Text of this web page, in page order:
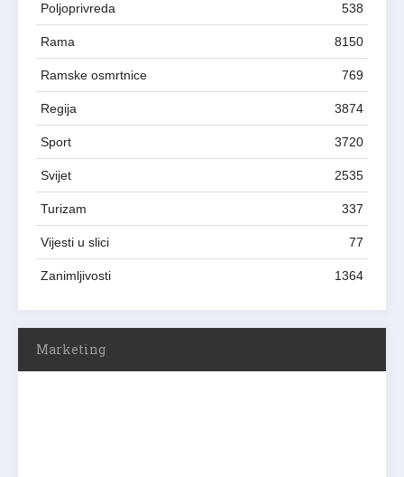
Poljoprivreda 538
Rama 8150
Ramske osmrtnice 769
Regija 3874
Sport 3720
Svijet 2535
Turizam 337
Vijesti u slici 77
Zanimljivosti 1364
Marketing